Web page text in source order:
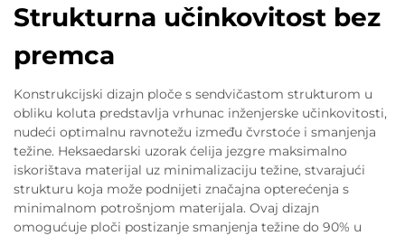
Strukturna učinkovitost bez
premca
Konstrukcijski dizajn ploče s sendvičastom strukturom u
obliku koluta predstavlja vrhunac inženjerske učinkovitosti,
nudeći optimalnu ravnotežu između čvrstoće i smanjenja
težine. Heksaedarski uzorak ćelija jezgre maksimalno
iskorištava materijal uz minimalizaciju težine, stvarajući
strukturu koja može podnijeti značajna opterećenja s
minimalnom potrošnjom materijala. Ovaj dizajn
omogućuje ploči postizanje smanjenja težine do 90% u